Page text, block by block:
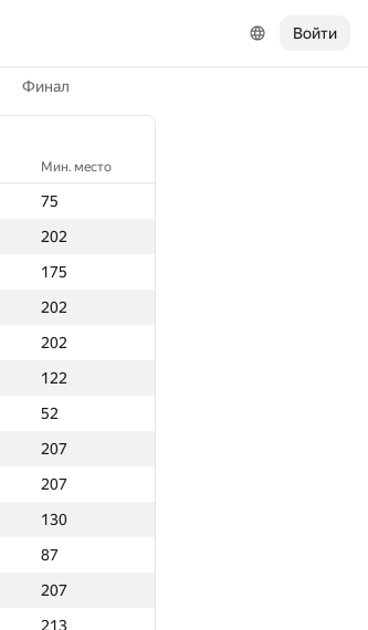
Войти
Финал
Мин. место
75
202
175
202
202
122
52
207
207
130
87
207
213